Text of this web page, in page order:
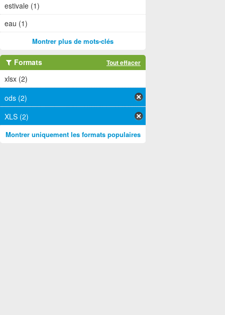
estivale (1)
eau (1)
Montrer plus de mots-clés
Formats Tout effacer
xlsx (2)
ods (2)
XLS (2)
Montrer uniquement les formats populaires